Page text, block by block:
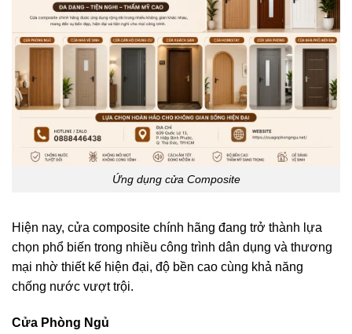
Ứng dụng cửa Composite
Hiện nay, cửa composite chính hãng đang trở thành lựa
chọn phổ biến trong nhiều công trình dân dụng và thương
mại nhờ thiết kế hiện đại, độ bền cao cùng khả năng
chống nước vượt trội.
Cửa Phòng Ngủ